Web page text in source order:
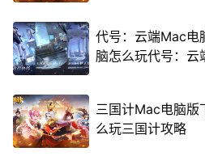
代号：云端Mac电
脑怎么玩代号：云
三国计Mac电脑版
么玩三国计攻略